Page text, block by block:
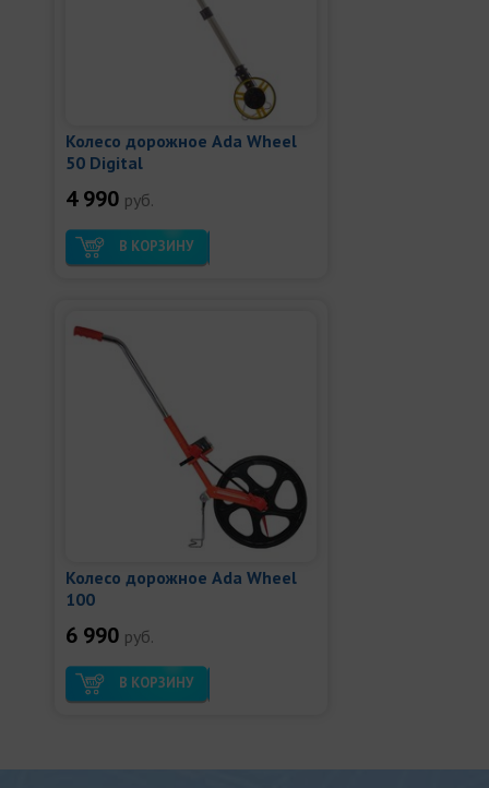
Колесо дорожное Ada Wheel
50 Digital
4 990 руб.
В КОРЗИНУ
Колесо дорожное Ada Wheel
100
6 990 руб.
В КОРЗИНУ